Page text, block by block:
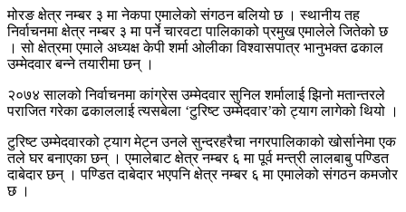
मोरङ क्षेत्र नम्बर ३ मा नेकपा एमालेको संगठन बलियो छ । स्थानीय तह
निर्वाचनमा क्षेत्र नम्बर ३ मा पर्ने चारवटा पालिकाको प्रमुख एमालेले जितेको छ
। सो क्षेत्रमा एमाले अध्यक्ष केपी शर्मा ओलीका विश्वासपात्र भानुभक्त ढकाल
उम्मेदवार बन्ने तयारीमा छन् ।
२०७४ सालको निर्वाचनमा कांग्रेस उम्मेदवार सुनिल शर्मालाई झिनो मतान्तरले
पराजित गरेका ढकाललाई त्यसबेला ‘टुरिष्ट उम्मेदवार’को ट्याग लागेको थियो ।
टुरिष्ट उम्मेदवारको ट्याग मेट्न उनले सुन्दरहरैचा नगरपालिकाको खोर्सानेमा एक
तले घर बनाएका छन् । एमालेबाट क्षेत्र नम्बर ६ मा पूर्व मन्त्री लालबाबु पण्डित
दाबेदार छन् । पण्डित दाबेदार भएपनि क्षेत्र नम्बर ६ मा एमालेको संगठन कमजोर
छ ।